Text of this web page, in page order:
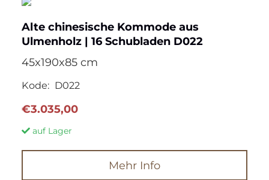
Alte chinesische Kommode aus
Ulmenholz | 16 Schubladen D022
45x190x85 cm
Kode: D022
€3.035,00
auf Lager
Mehr Info